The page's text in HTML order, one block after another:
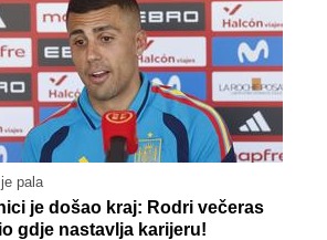
pala
je došao kraj: Rodri večeras
gdje nastavlja karijeru!